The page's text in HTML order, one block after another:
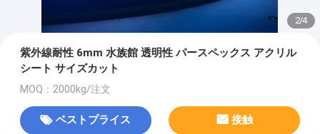
2/4
紫外線耐性 6mm 水族館 透明性 パースペックス アクリル
シート サイズカット
MOQ：2000kg/注文
ベストプライス 接触